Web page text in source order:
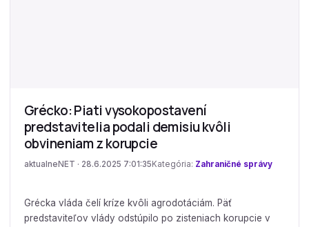
Grécko: Piati vysokopostavení
predstavitelia podali demisiu kvôli
obvineniam z korupcie
aktualneNET · 28.6.2025 7:01:35 Kategória: Zahraničné správy
Grécka vláda čelí kríze kvôli agrodotáciám. Päť
predstaviteľov vlády odstúpilo po zisteniach korupcie v